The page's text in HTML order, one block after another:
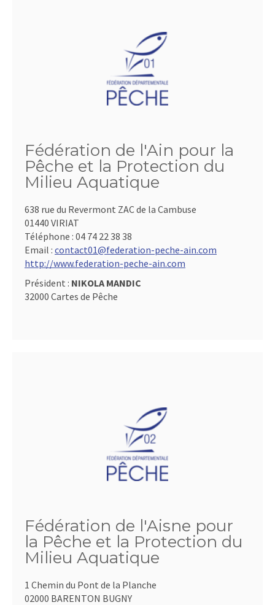
Fédération de l'Ain pour la
Pêche et la Protection du
Milieu Aquatique
638 rue du Revermont ZAC de la Cambuse
01440 VIRIAT
Téléphone : 04 74 22 38 38
Email : contact01@federation-peche-ain.com
http://www.federation-peche-ain.com
Président : NIKOLA MANDIC
32000 Cartes de Pêche
Fédération de l'Aisne pour
la Pêche et la Protection du
Milieu Aquatique
1 Chemin du Pont de la Planche
02000 BARENTON BUGNY